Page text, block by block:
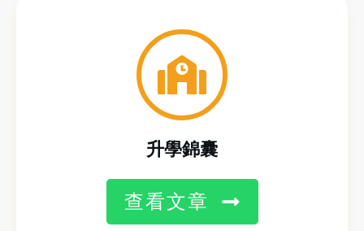
升學錦囊
查看文章